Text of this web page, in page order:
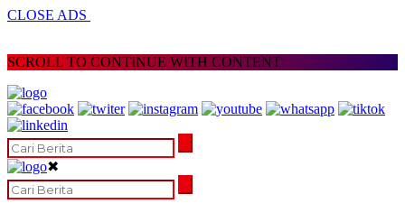
CLOSE ADS
SCROLL TO CONTINUE WITH CONTENT
✖